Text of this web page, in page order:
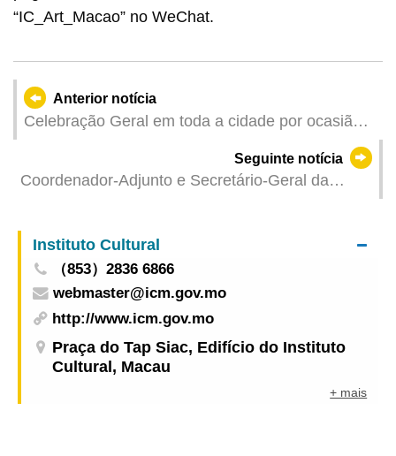
“IC_Art_Macao” no WeChat.
Anterior notícia
Celebração Geral em toda a cidade por ocasião
Histórico de Macau” na Lista do Património
Mundial
Seguinte notícia
Coordenador-Adjunto e Secretário-Geral da
Jogos Nacionais e Coordenador da Comissão
Executiva da Zona de Competição de
Guangdong, Wang Xi visitou Macau
Instituto Cultural
（853）2836 6866
webmaster@icm.gov.mo
http://www.icm.gov.mo
Praça do Tap Siac, Edifício do Instituto
Cultural, Macau
+ mais